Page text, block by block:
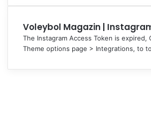
Voleybol Magazin |
The Instagram Access Token is expired,
Theme options page > Integrations, to